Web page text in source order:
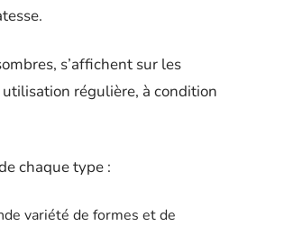
s’affichent sur les
régulière, à condition
chaque type :
variété de formes et de